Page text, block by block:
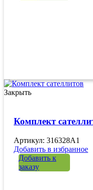
Закрыть
Комплект
Артикул: 316328A1
Добавить в избранное
Добавить к
заказу